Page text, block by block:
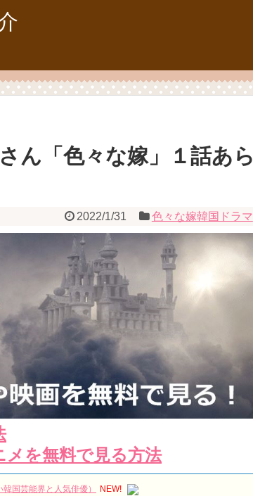
ん「色々な嫁」１話あら
2022/1/31 色々な嫁韓国ドラマ
メを無料で見る方法
国芸能界と人気俳優）
NEW!